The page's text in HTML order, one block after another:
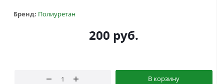
Бренд: Полиуретан
200 руб.
В корзину